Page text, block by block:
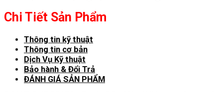
Chi Tiết Sản Phẩm
Thông tin kỹ thuật
Thông tin cơ bản
Dịch Vụ Kỹ thuật
Bảo hành & Đổi Trả
ĐÁNH GIÁ SẢN PHẨM